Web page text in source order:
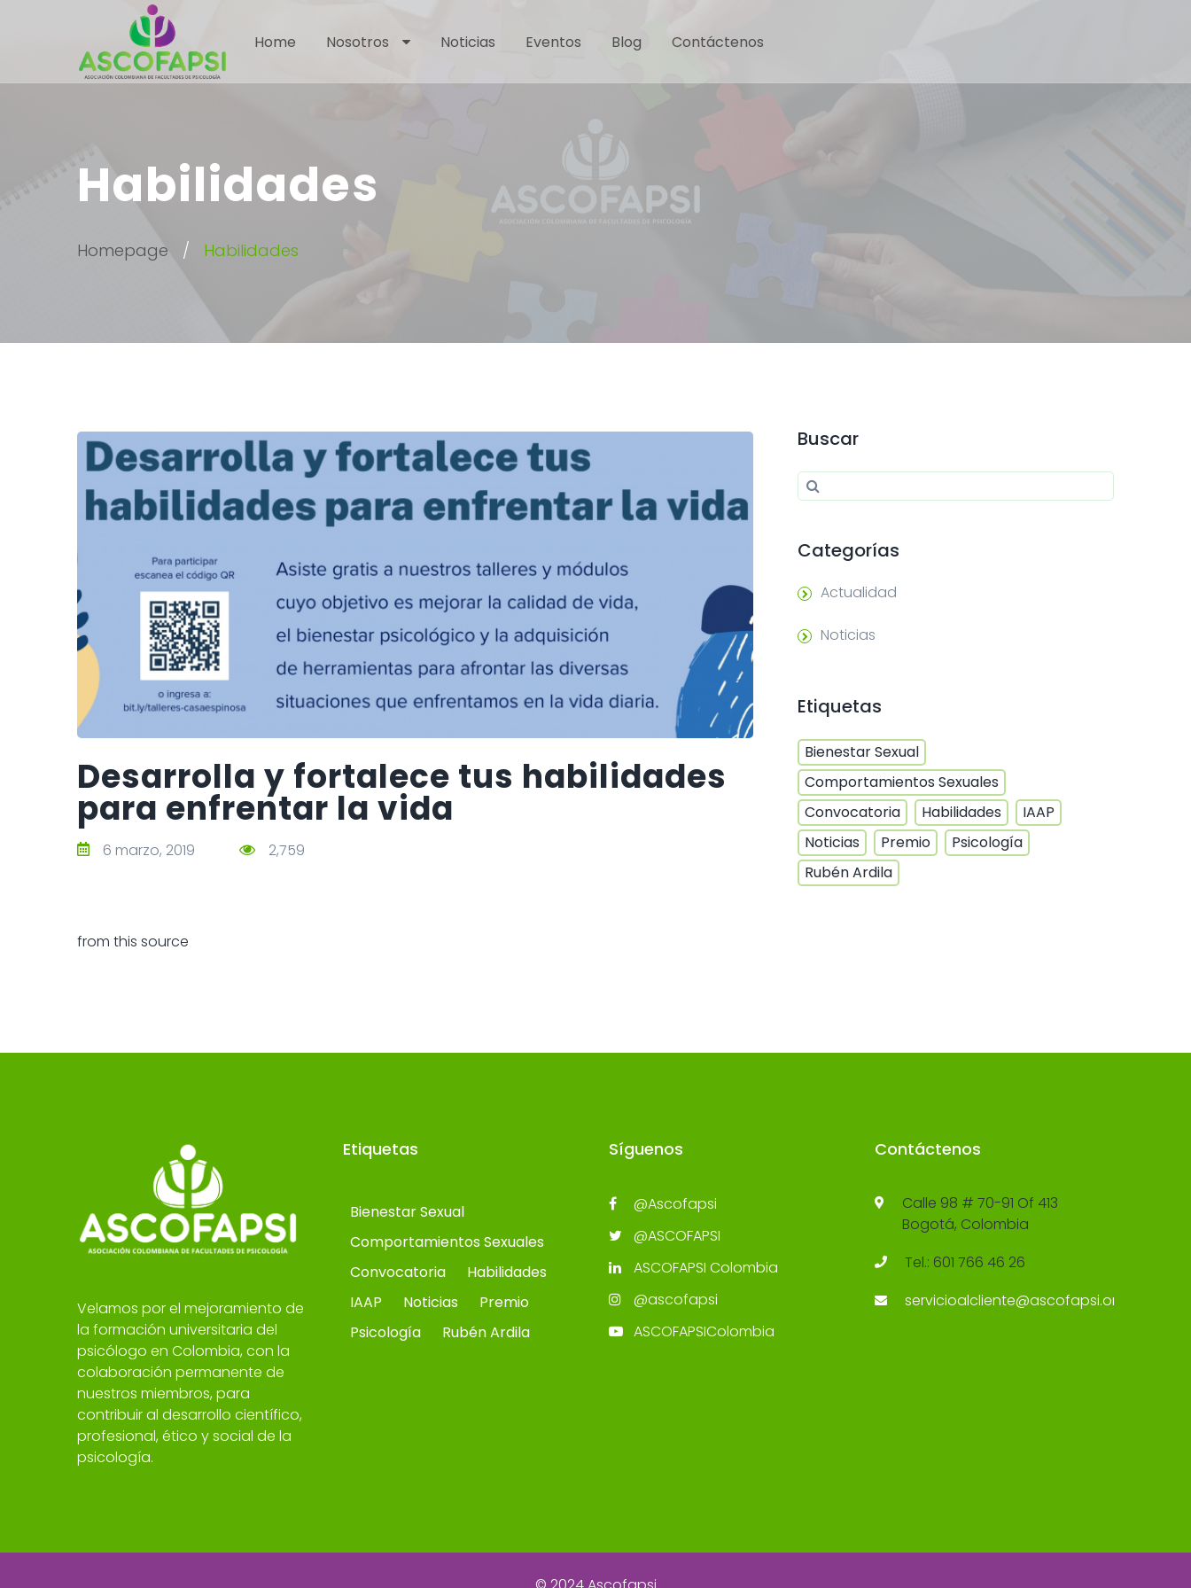
Home Nosotros Noticias Eventos Blog Contáctenos
Habilidades
Homepage Habilidades
Desarrolla y fortalece tus habilidades
para enfrentar la vida
6 marzo, 2019 2,759
from this source
Buscar
Search for:
Categorías
Actualidad
Noticias
Etiquetas
Bienestar Sexual
Comportamientos Sexuales
Convocatoria
Habilidades
IAAP
Noticias
Premio
Psicología
Rubén Ardila
Velamos por el mejoramiento de
la formación universitaria del
psicólogo en Colombia, con la
colaboración permanente de
nuestros miembros, para
contribuir al desarrollo científico,
profesional, ético y social de la
psicología.
Etiquetas
Bienestar Sexual
Comportamientos Sexuales
Convocatoria
Habilidades
IAAP
Noticias
Premio
Psicología
Rubén Ardila
Síguenos
@Ascofapsi
@ASCOFAPSI
ASCOFAPSI Colombia
@ascofapsi
ASCOFAPSIColombia
Contáctenos
Calle 98 # 70-91 Of 413
Bogotá, Colombia
Tel.: 601 766 46 26
servicioalcliente@ascofapsi.org.co